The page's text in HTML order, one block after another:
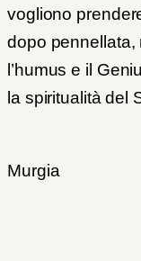
vogliono
dopo pennellata,
l’humus e il
la spiritualità del
Murgia